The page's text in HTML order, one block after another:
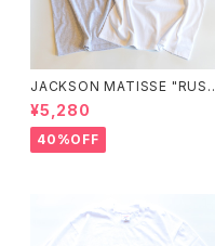
JACKSON MATISSE "RUSS
ELL ATHLETIC×JM Logo T
ee"
¥5,280
40%OFF